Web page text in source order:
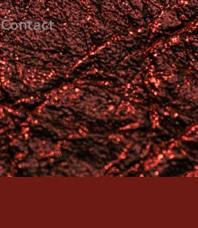
Contact